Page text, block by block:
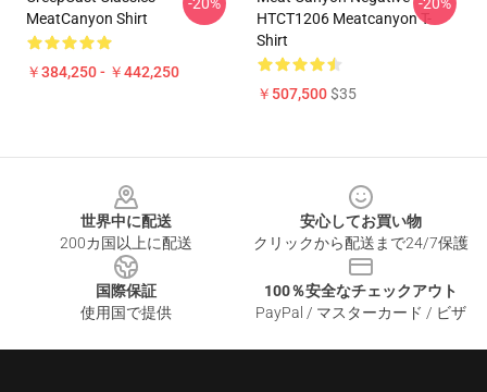
MeatCanyon Shirt
￥384,250 - ￥442,250
HTCT1206 Meatcanyon T-
Shirt
￥507,500$35
世界中に配送
200カ国以上に配送
安心してお買い物
クリックから配送まで24/7保護
国際保証
使用国で提供
100％安全なチェックアウト
PayPal / マスターカード / ビザ